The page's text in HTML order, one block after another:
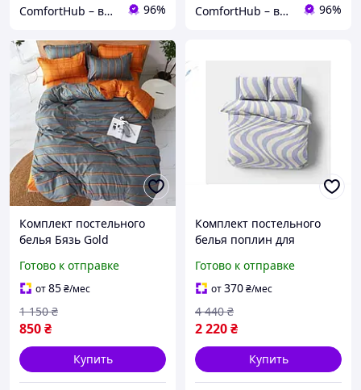
ComfortHub – ваш дом, ваш комфорт, ваше тепло 96% ComfortHub – ваш дом, ваш комфорт, ваше тепло 96%
Комплект постельного
белья Бязь Gold
BG0150009
Готово к отправке
от85₴/мес
850₴
1 150 ₴
Купить
Комплект постельного
белья поплин для
кровати с резинкой для
комфортного сна
Готово к отправке
от370₴/мес
2 220₴
4 440 ₴
Купить